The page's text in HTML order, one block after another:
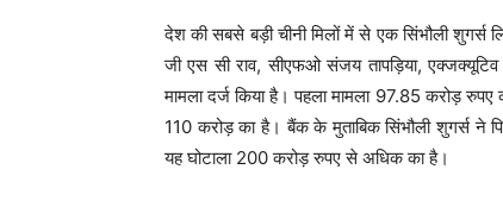
देश की सबसे बड़ी चीनी मिलों में से एक सिंभौली
जी एस सी राव, सीएफओ संजय तापड़िया,
मामला दर्ज किया है। पहला मामला 97.85 करोड़
110 करोड़ का है। बैंक के मुताबिक सिंभौली शुगर्स ने
यह घोटाला 200 करोड़ रुपए से अधिक का है।